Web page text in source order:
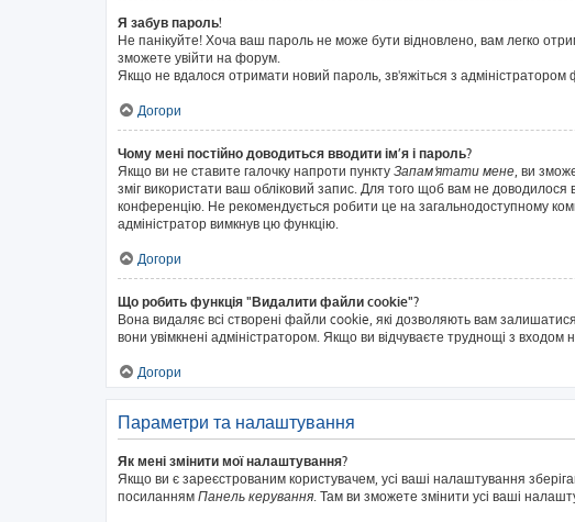
Я забув пароль!
Не панікуйте! Хоча ваш пароль не може бути відновлено, вам легко
зможете увійти на форум.
Якщо не вдалося отримати новий пароль, зв'яжіться з адміністратором
Догори
Чому мені постійно доводиться вводити ім’я і пароль?
Якщо ви не ставите галочку напроти пункту Запам'ятати мене, ви
зміг використати ваш обліковий запис. Для того щоб вам не
конференцію. Не рекомендується робити це на загальнодоступному
адміністратор вимкнув цю функцію.
Догори
Що робить функція "Видалити файли cookie"?
Вона видаляє всі створені файли cookie, які дозволяють вам
вони увімкнені адміністратором. Якщо ви відчуваєте труднощі з
Догори
Параметри та налаштування
Як мені змінити мої налаштування?
Якщо ви є зареєстрованим користувачем, усі ваші налаштування
посиланням Панель керування. Там ви зможете змінити усі ваші